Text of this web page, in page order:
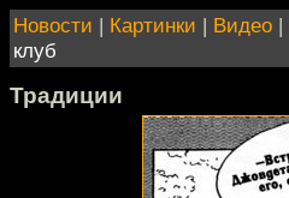
Новости | Картинки | Видео |
клуб
Традиции